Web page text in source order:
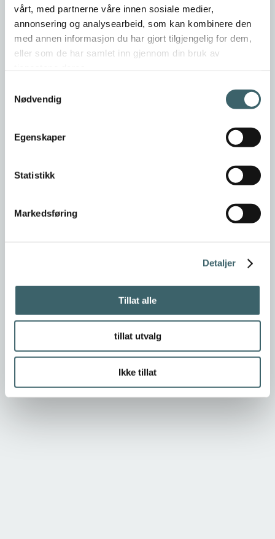
vårt, med partnerne våre innen sosiale medier,
annonsering og analysearbeid, som kan kombinere den
med annen informasjon du har gjort tilgjengelig for dem,
eller som de har samlet inn gjennom din bruk av
Nødvendig
Egenskaper
Statistikk
Markedsføring
Detaljer
Tillat alle
tillat utvalg
Ikke tillat